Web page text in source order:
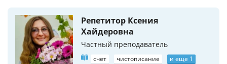
Репетитор Ксения
Хайдеровна
Частный преподаватель
счет чистописание
и еще 1